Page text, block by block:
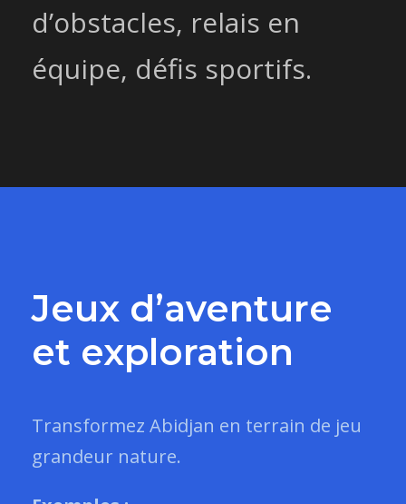
d’obstacles, relais en
équipe, défis sportifs.
Jeux d’aventure
et exploration
Transformez Abidjan en terrain de jeu
grandeur nature.